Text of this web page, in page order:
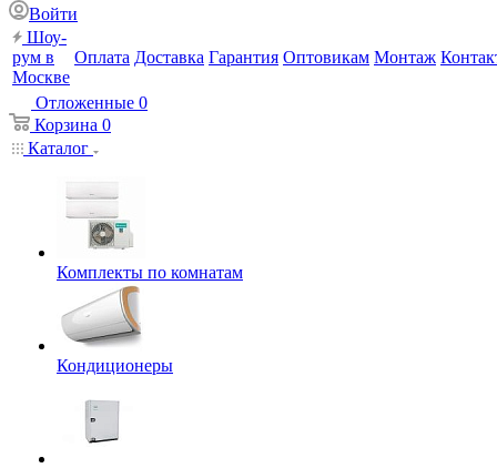
Войти
Шоу-
рум в
Москве
Оплата Доставка Гарантия Оптовикам Монтаж
Отложенные 0
Корзина 0
Каталог
Комплекты по комнатам
Кондиционеры